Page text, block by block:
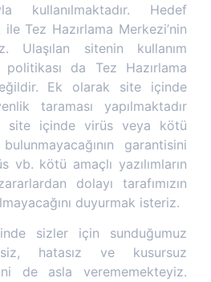
kullanılmaktadır. Hedef
Tez Hazırlama Merkezi’nin
Ulaşılan sitenin kullanım
da Tez Hazırlama
Ek olarak site içinde
taraması yapılmaktadır
site içinde virüs veya kötü
garantisini
vb. kötü amaçlı yazılımların
dolayı tarafımızın
duyurmak isteriz.
sizler için sunduğumuz
hatasız ve kusursuz
de asla verememekteyiz.